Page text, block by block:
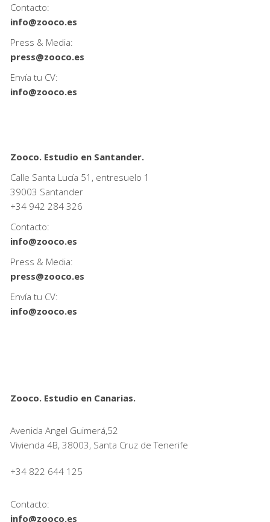
Contacto:
info@zooco.es
Press & Media:
press@zooco.es
Envía tu CV:
info@zooco.es
Zooco. Estudio en Santander.
Calle Santa Lucía 51, entresuelo 1
39003 Santander
+34 942 284 326
Contacto:
info@zooco.es
Press & Media:
press@zooco.es
Envía tu CV:
info@zooco.es
Zooco. Estudio en Canarias.
Avenida Angel Guimerá,52
Vivienda 4B, 38003, Santa Cruz de Tenerife
+34 822 644 125
Contacto:
info@zooco.es